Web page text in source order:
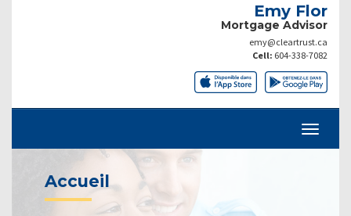
Emy Flor
Mortgage Advisor
emy@cleartrust.ca
Cell: 604-338-7082